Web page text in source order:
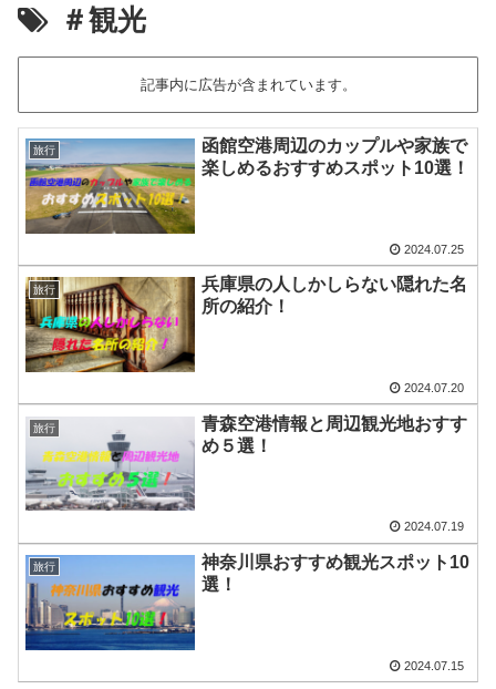
＃観光
記事内に広告が含まれています。
旅行
函館空港周辺のカップルや家族で
楽しめるおすすめスポット10選！
2024.07.25
旅行
兵庫県の人しかしらない隠れた名
所の紹介！
2024.07.20
旅行
青森空港情報と周辺観光地おすす
め５選！
2024.07.19
旅行
神奈川県おすすめ観光スポット10
選！
2024.07.15